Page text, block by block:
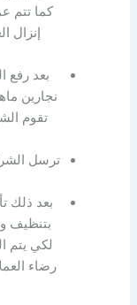
كما تتم
إنزال
بعد رفع
نجارين
تقوم
ترسل
بعد ذلك
بتنظيف
لكي يتم
رضاء